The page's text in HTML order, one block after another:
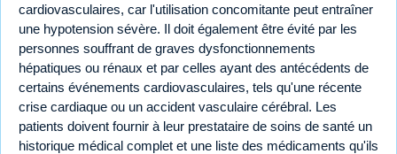
cardiovasculaires, car l'utilisation concomitante peut entraîner
une hypotension sévère. Il doit également être évité par les
personnes souffrant de graves dysfonctionnements
hépatiques ou rénaux et par celles ayant des antécédents de
certains événements cardiovasculaires, tels qu'une récente
crise cardiaque ou un accident vasculaire cérébral. Les
patients doivent fournir à leur prestataire de soins de santé un
historique médical complet et une liste des médicaments qu'ils